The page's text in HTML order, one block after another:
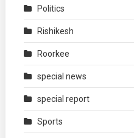
Politics
Rishikesh
Roorkee
special news
special report
Sports